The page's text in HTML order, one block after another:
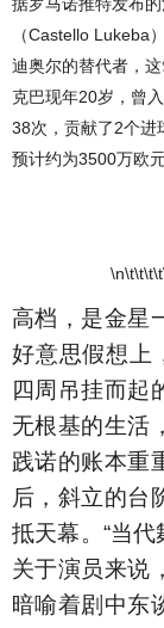
（Castello Lukeba
迪奥尔的替代者，
克巴现年20岁，曾
38次，贡献了2个
预计约为3500万欧元
高档，是金星
好意思假想上
四周吊挂而起
无根基的生活
践诺的账本重
后，斜立的台
抵天幕。“当
关于演员来说
暗喻着剧中东